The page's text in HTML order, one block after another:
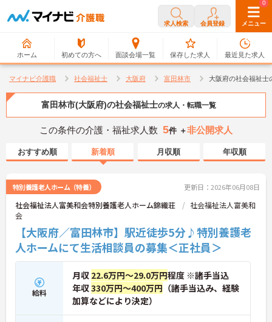
求人検索 会員登録 メニュー
ホーム 初めての方へ 面談会場一覧
0
保存した求人
0
最近見た求人
マイナビ介護職 社会福祉士 大阪府 富田林市 大阪府の社会福祉士
富田林市(大阪府)の社会福祉士の求人・転職一覧
この条件の介護・福祉求人数 5件 ＋非公開求人
おすすめ順 新着順 月収順 年収順
特別養護老人ホーム（特養） 更新日：2026年06月08日
社会福祉法人富美和会特別養護老人ホーム錦織荘
社会福祉法人富美和
会
【大阪府／富田林市】駅近徒歩5分♪特別養護老
人ホームにて生活相談員の募集＜正社員＞
給料
月収 22.6万円～29.0万円程度 ※諸手当込
年収330万円～400万円 （諸手当込み、経験
加算などにより決定）